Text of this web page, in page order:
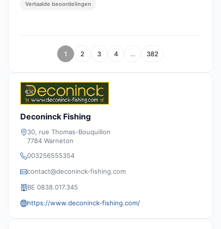
Vertaalde beoordelingen
1 2 3 4 … 382
Deconinck Fishing
30, rue Thomas-Bouquillon
7784 Warneton
003256555354
contact@deconinck-fishing.com
BE 0838.017.345
https://www.deconinck-fishing.com/